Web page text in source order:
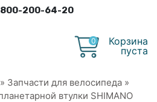
200-64-20
0
Корзина
пуста
» Запчасти для велосипеда »
втулки SHIMANO